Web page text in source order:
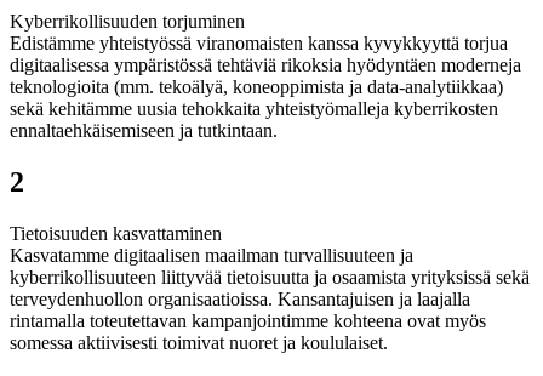
Kyberrikollisuuden torjuminen
Edistämme yhteistyössä viranomaisten kanssa kyvykkyyttä torjua
digitaalisessa ympäristössä tehtäviä rikoksia hyödyntäen moderneja
teknologioita (mm. tekoälyä, koneoppimista ja data-analytiikkaa)
sekä kehitämme uusia tehokkaita yhteistyömalleja kyberrikosten
ennaltaehkäisemiseen ja tutkintaan.
2
Tietoisuuden kasvattaminen
Kasvatamme digitaalisen maailman turvallisuuteen ja
kyberrikollisuuteen liittyvää tietoisuutta ja osaamista yrityksissä sekä
terveydenhuollon organisaatioissa. Kansantajuisen ja laajalla
rintamalla toteutettavan kampanjointimme kohteena ovat myös
somessa aktiivisesti toimivat nuoret ja koululaiset.